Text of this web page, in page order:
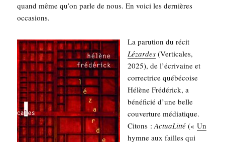
quand même qu’on parle de nous. En voi­ci les der­nières
occasions.
La paru­tion du récit
Lézardes (Ver­ti­cales,
2025), de l’écrivaine et
cor­rec­trice qué­bé­coise
Hélène Fré­dé­rick, a
béné­fi­cié d’une belle
cou­ver­ture média­tique.
Citons :Actua­Lit­té («Un
hymne aux failles qui